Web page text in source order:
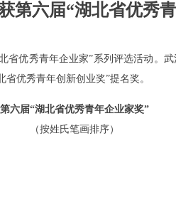
第六届“湖北省优秀
省优秀青年企业家”系列评选活动。
优秀青年创新创业奖”提名奖。
第六届“湖北省优秀青年企业家奖”
（按姓氏笔画排序）